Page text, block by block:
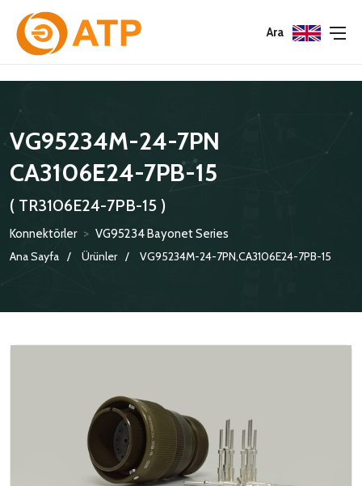
Ara
VG95234M-24-7PN
CA3106E24-7PB-15
( TR3106E24-7PB-15 )
Konnektörler > VG95234 Bayonet Series
Ana Sayfa
Ürünler VG95234M-24-7PN,CA3106E24-7PB-15
Menu
KATALOGLAR
SERTIFIKALAR
POLITIKALARIMIZ
Menu
ÇEVRE YÖNETIM POLITIKASI
BILGI GÜVENLIĞI POLITIKASI
Menu
KONNEKTÖRLER
ADAPTÖRLER
KORUMA KAPAKLARI
KRIMP KONTAKLAR